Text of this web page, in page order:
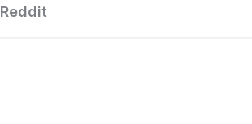
“A Surfshark é uma VPN altamente
Reddit